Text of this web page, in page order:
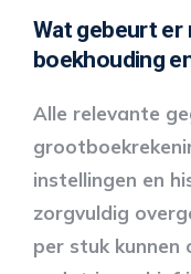
Wat gebeurt er
boekhouding
Alle relevante
instellingen en
zorgvuldig
per stuk kunnen